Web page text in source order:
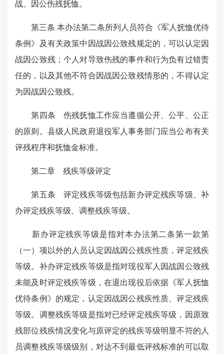
战、因公伤残抚恤。
第三条 本办法第二条所列人员符合《军人抚恤优待
条例》及有关政策中因战因公致残规定的，可以认定因
战因公致残；个人对导致伤残的事件和行为负有过错责
任的，以及其他不符合因战因公致残情形的，不得认定
为因战因公致残。
第四条 伤残抚恤工作应当遵循公开、公平、公正
的原则。县级人民政府退役军人事务部门应当公布有关
评残程序和抚恤金标准。
第二章 残疾等级评定
第五条 评定残疾等级包括新办评定残疾等级、补
办评定残疾等级、调整残疾等级。
新办评定残疾等级是指对本办法第二条第一款第
（一）项以外的人员认定因战因公残疾性质，评定残疾
等级。补办评定残疾等级是指对现役军人因战因公致残
未能及时评定残疾等级，在退出现役后依据《军人抚恤
优待条例》的规定，认定因战因公残疾性质、评定残疾
等级。调整残疾等级是指对已经评定残疾等级，因原致
残部位残疾情况变化与原评定的残疾等级明显不符的人
员调整残疾等级级别，对达不到最低评残标准的可以取